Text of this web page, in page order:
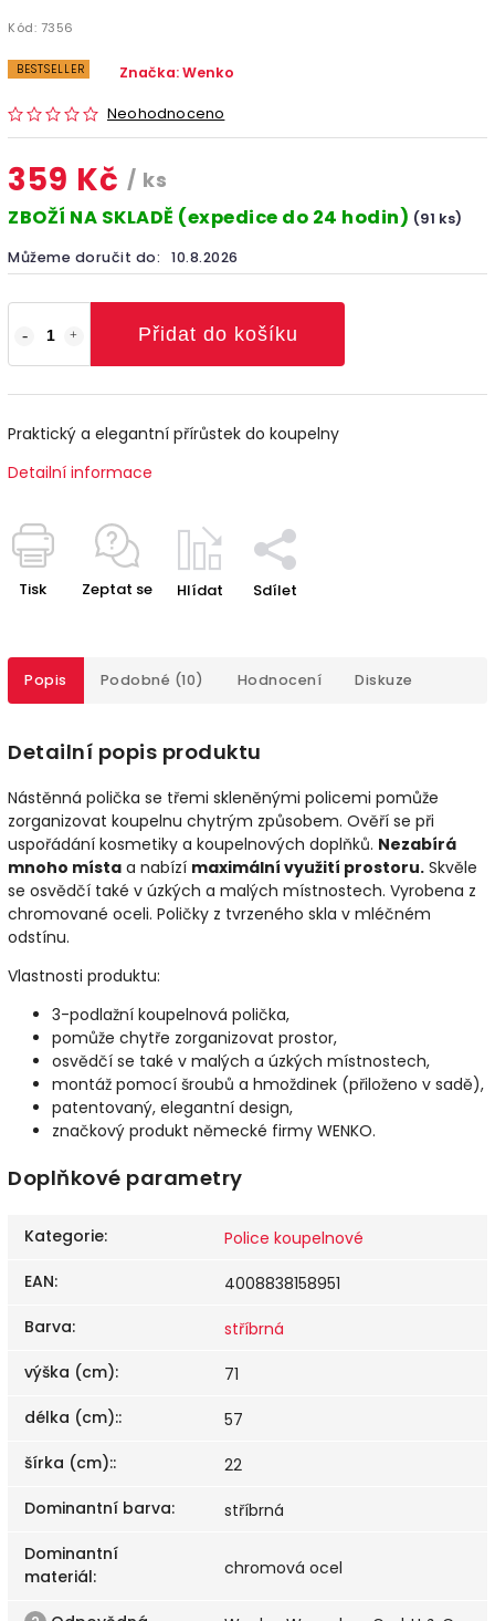
Kód: 7356
BESTSELLER
Neohodnoceno
Značka:Wenko
359 Kč / ks
ZBOŽÍ NA SKLADĚ (expedice do 24 hodin) (91 ks)
Můžeme doručit do: 10.8.2026
Přidat do košíku
Praktický a elegantní přírůstek do koupelny
Detailní informace
Tisk Zeptat se Hlídat Sdílet
Popis Podobné (10) Hodnocení Diskuze
Detailní popis produktu
Nástěnná polička se třemi skleněnými policemi pomůže
zorganizovat koupelnu chytrým způsobem. Ověří se při
uspořádání kosmetiky a koupelnových doplňků. Nezabírá
mnoho místa a nabízí maximální využití prostoru. Skvěle
se osvědčí také v úzkých a malých místnostech. Vyrobena z
chromované oceli. Poličky z tvrzeného skla v mléčném
odstínu.
Vlastnosti produktu:
3-podlažní koupelnová polička,
pomůže chytře zorganizovat prostor,
osvědčí se také v malých a úzkých místnostech,
montáž pomocí šroubů a hmoždinek (přiloženo v sadě),
patentovaný, elegantní design,
značkový produkt německé firmy WENKO.
Doplňkové parametry
Kategorie:
Police koupelnové
EAN:
4008838158951
Barva:
stříbrná
výška (cm):
71
délka (cm)::
57
šírka (cm)::
22
Dominantní barva:
stříbrná
Dominantní
materiál: chromová ocel